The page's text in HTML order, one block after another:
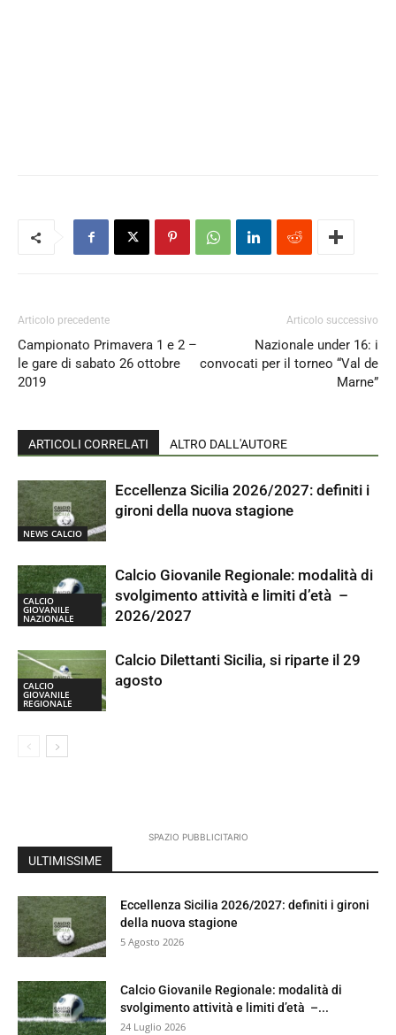
Articolo precedente
Campionato Primavera 1 e 2 –
le gare di sabato 26 ottobre
2019
Articolo successivo
Nazionale under 16: i
convocati per il torneo “Val de
Marne”
ARTICOLI CORRELATI ALTRO DALL'AUTORE
NEWS CALCIO
Eccellenza Sicilia 2026/2027: definiti i
gironi della nuova stagione
CALCIO
GIOVANILE
NAZIONALE
Calcio Giovanile Regionale: modalità di
svolgimento attività e limiti d’età –
2026/2027
CALCIO
GIOVANILE
REGIONALE
Calcio Dilettanti Sicilia, si riparte il 29
agosto
SPAZIO PUBBLICITARIO
ULTIMISSIME
Eccellenza Sicilia 2026/2027: definiti i gironi
della nuova stagione
5 Agosto 2026
Calcio Giovanile Regionale: modalità di
svolgimento attività e limiti d’età –...
24 Luglio 2026